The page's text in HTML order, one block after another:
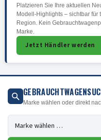
Platzieren Sie Ihre aktuellen
Modell-Highlights – sichtbar
Region. Kein
Marke.
Jetzt Händler werden
Marke wählen oder direkt